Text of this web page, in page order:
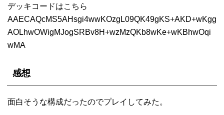
デッキコードはこちら
AAECAQcMS5AHsgi4wwKOzgL09QK49gKS+AKD+wKgg
AOLhwOWigMJogSRBv8H+wzMzQKb8wKe+wKBhwOqi
wMA
感想
面白そうな構成だったのでプレイしてみた。